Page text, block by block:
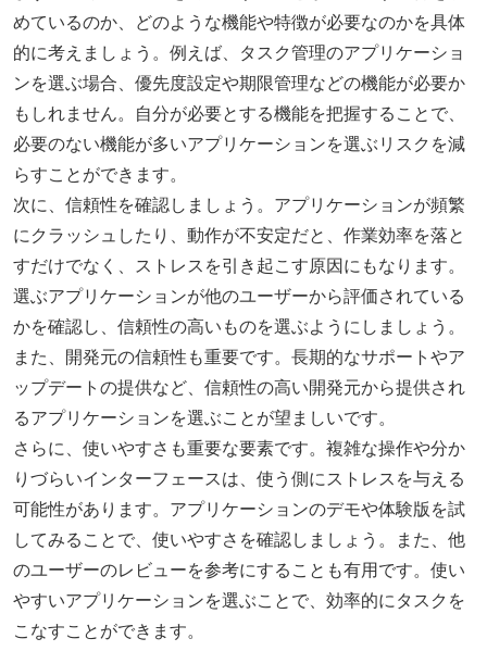
めているのか、どのような機能や特徴が必要なのかを具体
的に考えましょう。例えば、タスク管理のアプリケーショ
ンを選ぶ場合、優先度設定や期限管理などの機能が必要か
もしれません。自分が必要とする機能を把握することで、
必要のない機能が多いアプリケーションを選ぶリスクを減
らすことができます。
次に、信頼性を確認しましょう。アプリケーションが頻繁
にクラッシュしたり、動作が不安定だと、作業効率を落と
すだけでなく、ストレスを引き起こす原因にもなります。
選ぶアプリケーションが他のユーザーから評価されている
かを確認し、信頼性の高いものを選ぶようにしましょう。
また、開発元の信頼性も重要です。長期的なサポートやア
ップデートの提供など、信頼性の高い開発元から提供され
るアプリケーションを選ぶことが望ましいです。
さらに、使いやすさも重要な要素です。複雑な操作や分か
りづらいインターフェースは、使う側にストレスを与える
可能性があります。アプリケーションのデモや体験版を試
してみることで、使いやすさを確認しましょう。また、他
のユーザーのレビューを参考にすることも有用です。使い
やすいアプリケーションを選ぶことで、効率的にタスクを
こなすことができます。